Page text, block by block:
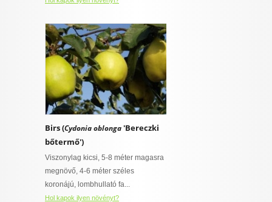
Birs (Cydonia oblonga'Bereczki
bőtermő')
Viszonylag kicsi, 5-8 méter magasra
megnövő, 4-6 méter széles
koronájú, lombhullató fa...
Hol kapok ilyen növényt?